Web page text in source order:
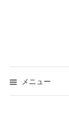
ス
キ
メニュー